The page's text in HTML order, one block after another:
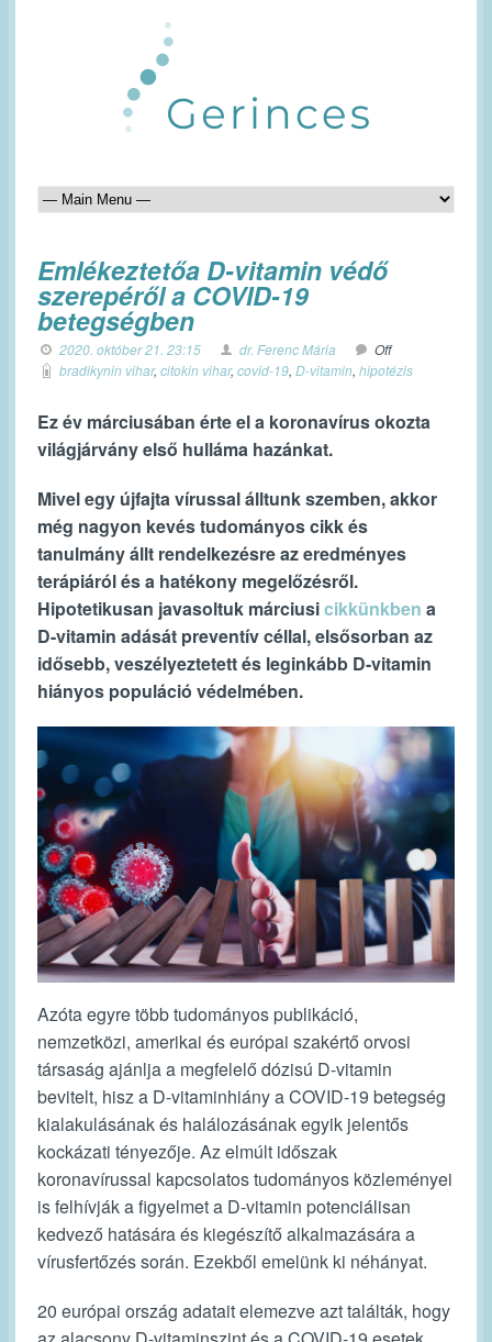
Emlékeztetőa D-vitamin védő
szerepéről a COVID-19
betegségben
2020. október 21. 23:15 dr. Ferenc Mária
Off
bradikynin vihar, citokin vihar, covid-19, D-vitamin, hipotézis
Ez év márciusában érte el a koronavírus okozta
világjárvány első hulláma hazánkat.
Mivel egy újfajta vírussal álltunk szemben, akkor
még nagyon kevés tudományos cikk és
tanulmány állt rendelkezésre az eredményes
terápiáról és a hatékony megelőzésről.
Hipotetikusan javasoltuk márciusicikkünkben a
D-vitamin adását preventív céllal, elsősorban az
idősebb, veszélyeztetett és leginkább D-vitamin
hiányos populáció védelmében.
Azóta egyre több tudományos publikáció,
nemzetközi, amerikai és európai szakértő orvosi
társaság ajánlja a megfelelő dózisú D-vitamin
bevitelt, hisz a D-vitaminhiány a COVID-19 betegség
kialakulásának és halálozásának egyik jelentős
kockázati tényezője. Az elmúlt időszak
koronavírussal kapcsolatos tudományos közleményei
is felhívják a figyelmet a D-vitamin potenciálisan
kedvező hatására és kiegészítő alkalmazására a
vírusfertőzés során. Ezekből emelünk ki néhányat.
20 európai ország adatait elemezve azt találták, hogy